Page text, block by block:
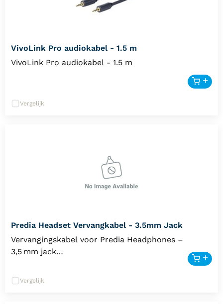
VivoLink Pro audiokabel - 1.5 m
VivoLink Pro audiokabel - 1.5 m
Vergelijk
Predia Headset Vervangkabel - 3.5mm Jack
Vervangingskabel voor Predia Headphones –
3,5 mm jack
Headphones met deze officiële vervangkabel. In
een drukke schoolomgeving kan een kabel wel eens
Vergelijk